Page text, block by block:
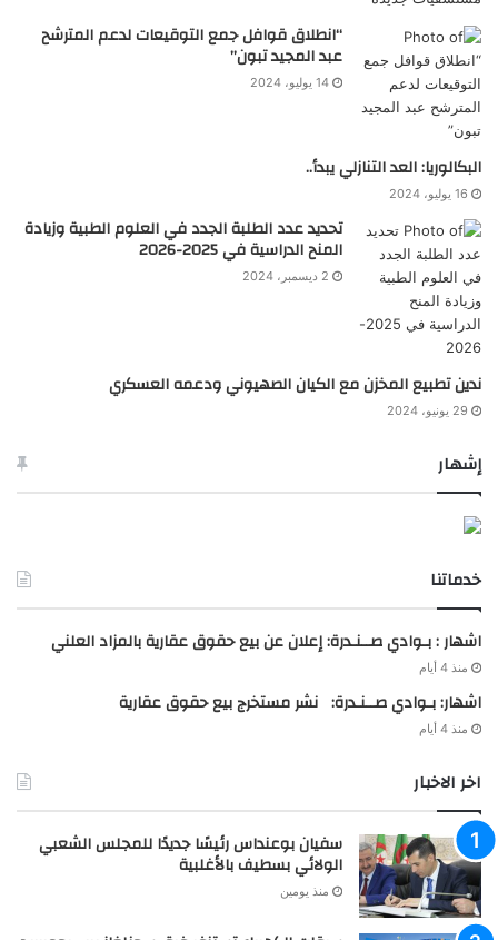
“انطلاق قوافل جمع التوقيعات لدعم المترشح
عبد المجيد تبون”
14 يوليو، 2024
البكالوريا: العد التنازلي يبدأ..
16 يوليو، 2024
تحديد عدد الطلبة الجدد في العلوم الطبية وزيادة
المنح الدراسية في 2025-2026
2 ديسمبر، 2024
ندين تطبيع المخزن مع الكيان الصهيوني ودعمه العسكري
29 يونيو، 2024
إشهار
خدماتنا
اشهار : بـوادي صــنـدرة: إعلان عن بيع حقوق عقارية بالمزاد العلني
منذ 4 أيام
اشهار: بـوادي صــنـدرة: نشر مستخرج بيع حقوق عقارية
منذ 4 أيام
اخر الاخبار
سفيان بوعنداس رئيسًا جديدًا للمجلس الشعبي
الولائي بسطيف بالأغلبية
منذ يومين